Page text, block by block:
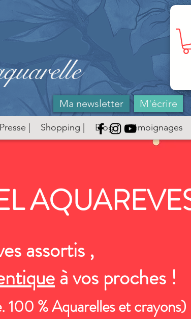
Ma newsletter
->
M'écrire
Presse | Shopping | Blog | Témoignages
assortis ,
à vos proches !
100 % Aquarelles et crayons)